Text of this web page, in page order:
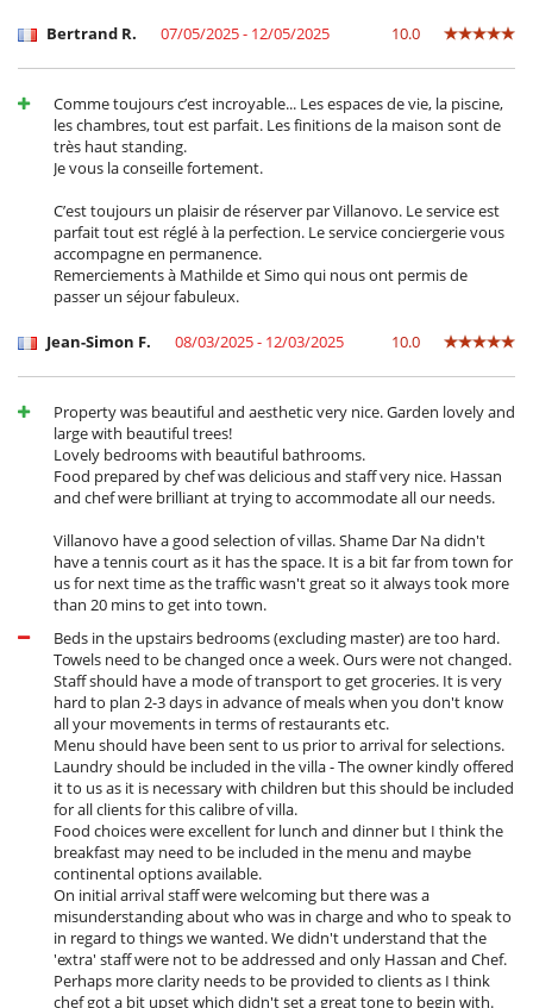
Bertrand R. 07/05/2025 - 12/05/2025 10.0
Comme toujours c’est incroyable... Les espaces de vie, la piscine,
les chambres, tout est parfait. Les finitions de la maison sont de
très haut standing.
Je vous la conseille fortement.
C’est toujours un plaisir de réserver par Villanovo. Le service est
parfait tout est réglé à la perfection. Le service conciergerie vous
accompagne en permanence.
Remerciements à Mathilde et Simo qui nous ont permis de
passer un séjour fabuleux.
Jean-Simon F. 08/03/2025 - 12/03/2025 10.0
Property was beautiful and aesthetic very nice. Garden lovely and
large with beautiful trees!
Lovely bedrooms with beautiful bathrooms.
Food prepared by chef was delicious and staff very nice. Hassan
and chef were brilliant at trying to accommodate all our needs.
Villanovo have a good selection of villas. Shame Dar Na didn't
have a tennis court as it has the space. It is a bit far from town for
us for next time as the traffic wasn't great so it always took more
than 20 mins to get into town.
Beds in the upstairs bedrooms (excluding master) are too hard.
Towels need to be changed once a week. Ours were not changed.
Staff should have a mode of transport to get groceries. It is very
hard to plan 2-3 days in advance of meals when you don't know
all your movements in terms of restaurants etc.
Menu should have been sent to us prior to arrival for selections.
Laundry should be included in the villa - The owner kindly offered
it to us as it is necessary with children but this should be included
for all clients for this calibre of villa.
Food choices were excellent for lunch and dinner but I think the
breakfast may need to be included in the menu and maybe
continental options available.
On initial arrival staff were welcoming but there was a
misunderstanding about who was in charge and who to speak to
in regard to things we wanted. We didn't understand that the
'extra' staff were not to be addressed and only Hassan and Chef.
Perhaps more clarity needs to be provided to clients as I think
chef got a bit upset which didn't set a great tone to begin with.